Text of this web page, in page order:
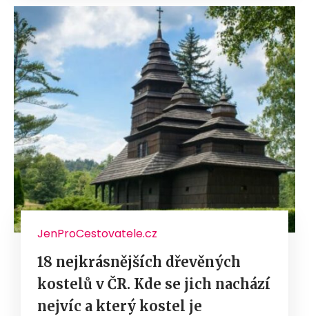
JenProCestovatele.cz
18 nejkrásnějších dřevěných
kostelů v ČR. Kde se jich nachází
nejvíc a který kostel je